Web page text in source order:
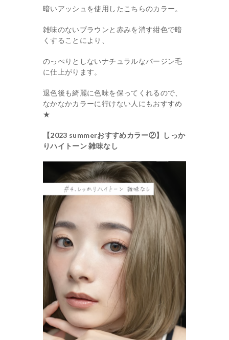
暗いアッシュを使用したこちらのカラー。
雑味のないブラウンと赤みを消す紺色で暗
くすることにより、
のっぺりとしないナチュラルなバージン毛
に仕上がります。
退色後も綺麗に色味を保ってくれるので、
なかなかカラーに行けない人にもおすすめ
★
【2023 summerおすすめカラー②】しっか
りハイトーン 雑味なし